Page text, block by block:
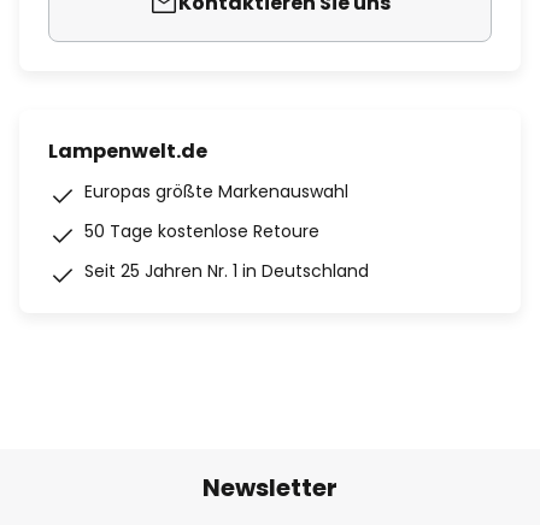
Lampenwelt.de
Europas größte Markenauswahl
50 Tage kostenlose Retoure
Seit 25 Jahren Nr. 1 in Deutschland
Newsletter